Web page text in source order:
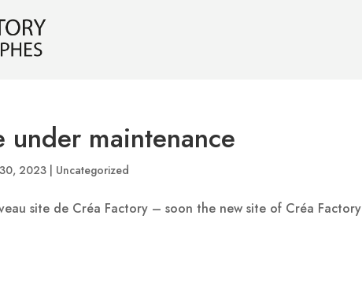
under maintenance
2023 Uncategorized
site de Créa Factory – soon the new site of Créa Factory